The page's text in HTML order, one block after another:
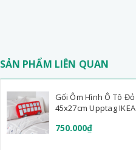
SẢN PHẨM LIÊN QUAN
Gối Ôm Hình Ô Tô Đỏ
45x27cm Upptag IKEA
750.000₫